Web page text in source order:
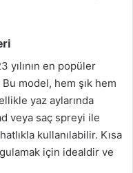
yılının en popüler
model, hem şık hem
yaz aylarında
veya saç spreyi ile
kullanılabilir. Kısa
için idealdir ve